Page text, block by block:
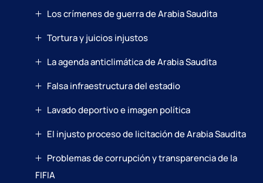
Los crímenes de guerra de Arabia Saudita
Tortura y juicios injustos
La agenda anticlimática de Arabia Saudita
Falsa infraestructura del estadio
Lavado deportivo e imagen política
El injusto proceso de licitación de Arabia Saudita
Problemas de corrupción y transparencia de la
FIFIA